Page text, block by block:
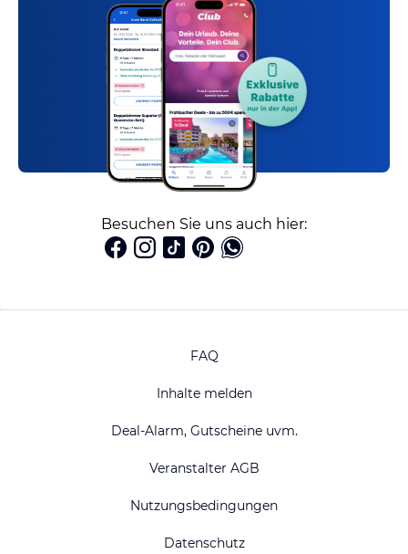
Besuchen Sie uns auch hier:
FAQ
Inhalte melden
Deal-Alarm, Gutscheine uvm.
Veranstalter AGB
Nutzungsbedingungen
Datenschutz